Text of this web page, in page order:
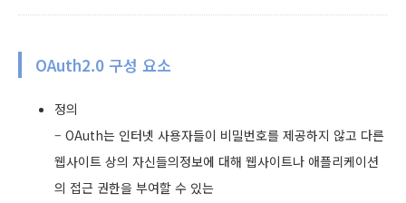
OAuth2.0 구성 요소
정의
– OAuth는 인터넷 사용자들이 비밀번호를 제공하지 않고 다른
웹사이트 상의 자신들의정보에 대해 웹사이트나 애플리케이션
의 접근 권한을 부여할 수 있는